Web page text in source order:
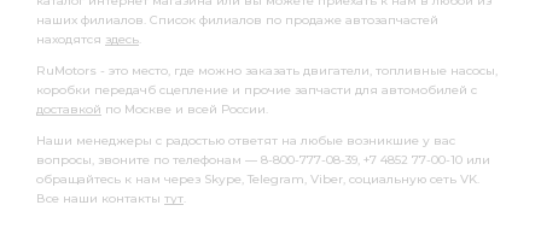
наших филиалов. Список филиалов по продаже автозапчастей
находятся здесь.
RuMotors - это место, где можно заказать двигатели, топливные насосы,
коробки передачб сцепление и прочие запчасти для автомобилей с
доставкой по Москве и всей России.
Наши менеджеры с радостью ответят на любые возникшие у вас
вопросы, звоните по телефонам — 8-800-777-08-39, +7 4852 77-00-10 или
обращайтесь к нам через Skype, Telegram, Viber, социальную сеть VK.
Все наши контакты тут.